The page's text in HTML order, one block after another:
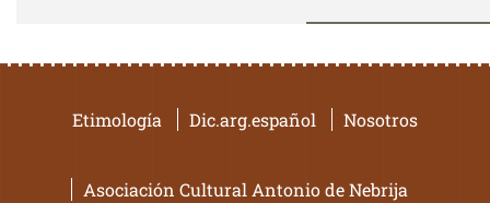
Etimología Dic.arg.español Nosotros
Asociación Cultural Antonio de Nebrija